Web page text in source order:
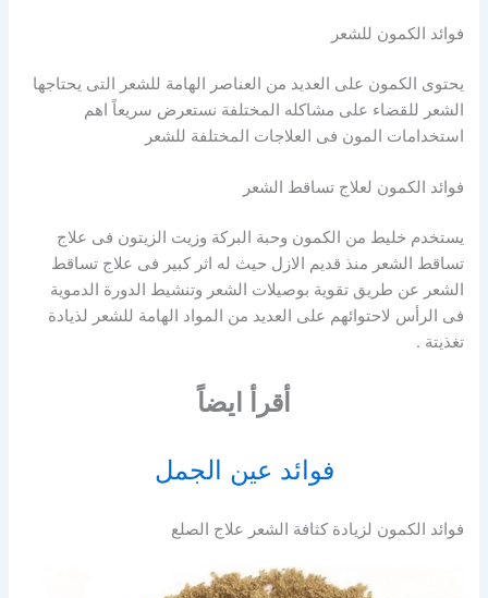
فوائد الكمون للشعر
يحتوى الكمون على العديد من العناصر الهامة للشعر التى يحتاجها
الشعر للقضاء على مشاكله المختلفة نستعرض سريعاً اهم
استخدامات المون فى العلاجات المختلفة للشعر
فوائد الكمون لعلاج تساقط الشعر
يستخدم خليط من الكمون وحبة البركة وزيت الزيتون فى علاج
تساقط الشعر منذ قديم الازل حيث له اثر كبير فى علاج تساقط
الشعر عن طريق تقوية بوصيلات الشعر وتنشيط الدورة الدموية
فى الرأس لاحتوائهم على العديد من المواد الهامة للشعر لذيادة
تغذيتة .
أقرأ ايضاً
فوائد عين الجمل
فوائد الكمون لزيادة كثافة الشعر علاج الصلع